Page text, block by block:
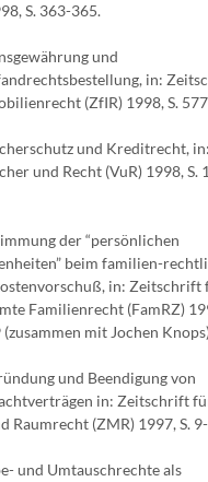
S. 363-365.
und
in:
(ZfIR) 1998, S.
und Kreditrecht, in:
und Recht (VuR) 1998, S.
der “persönlichen
beim familien-
in: Zeitschrift
Familienrecht (FamRZ)
mit Jochen
und Beendigung von
in: Zeitschrift
Raumrecht (ZMR) 1997, S.
und Umtauschrechte als